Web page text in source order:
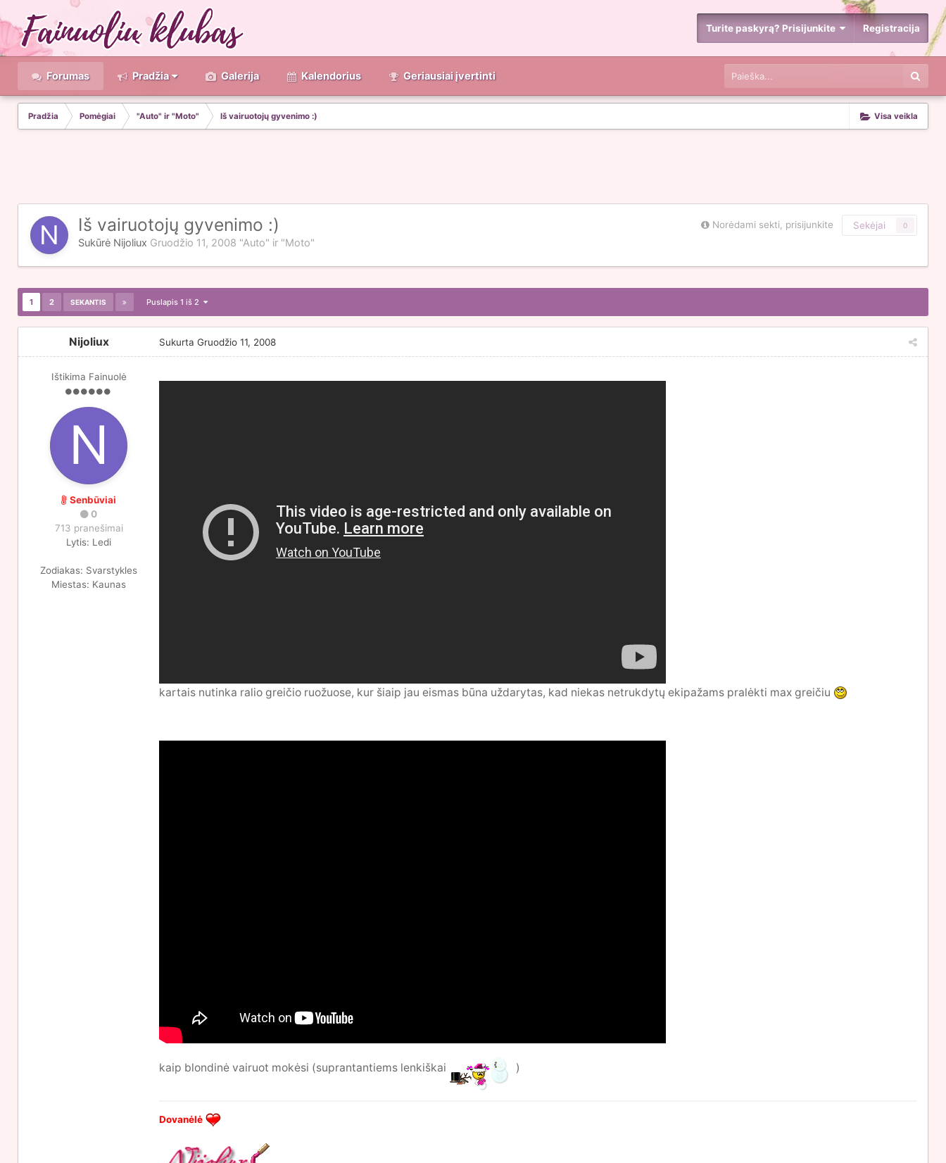
Turite paskyrą? Prisijunkite Registracija
Forumas Pradžia Galerija Kalendorius Geriausiai įvertinti
Visa veikla
Pradžia Pomėgiai "Auto" ir "Moto" Iš vairuotojų gyvenimo :)
Norėdami sekti, prisijunkite Sekėjai 0
Iš vairuotojų gyvenimo :)
Sukūrė Nijoliux Gruodžio 11, 2008 "Auto" ir "Moto"
1 2 SEKANTIS Puslapis 1 iš 2
Nijoliux
Ištikima Fainuolė
Senbūviai
0
713 pranešimai
Lytis: Ledi
Zodiakas: Svarstykles
Miestas: Kaunas
Sukurta Gruodžio 11, 2008
kartais nutinka ralio greičio ruožuose, kur šiaip jau eismas būna uždarytas, kad niekas netrukdytų ekipažams pralėkti max greičiu
kaip blondinė vairuot mokėsi (suprantantiems lenkiškai )
Dovanėlė